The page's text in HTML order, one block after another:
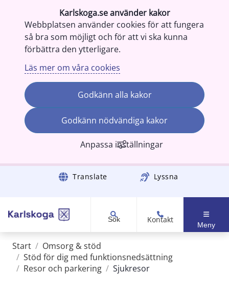
Karlskoga.se använder kakor
Webbplatsen använder cookies för att fungera
så bra som möjligt och för att vi ska kunna
förbättra den ytterligare.
Läs mer om våra cookies
Godkänn alla kakor
Godkänn nödvändiga kakor
Anpassa inställningar
Gå till innehåll Translate Lyssna
Sök Kontakt
Meny
Start / Omsorg & stöd
/ Stöd för dig med funktionsnedsättning
/ Resor och parkering / Sjukresor